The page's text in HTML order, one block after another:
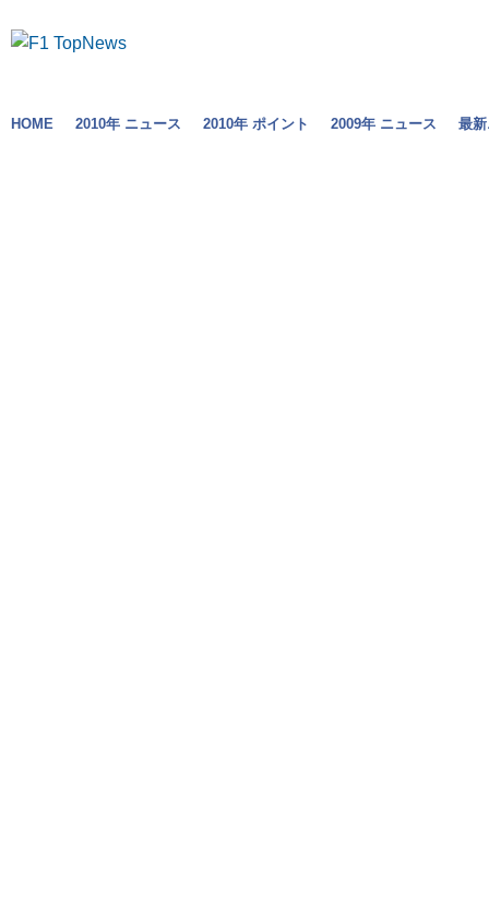
HOME 2010年 ニュース 2010年 ポイント 2009年 ニュース 最